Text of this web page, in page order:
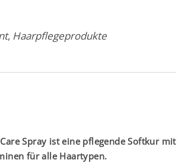
, Haarpflegeprodukte
Spray ist eine pflegende Softkur mit
für alle Haartypen.